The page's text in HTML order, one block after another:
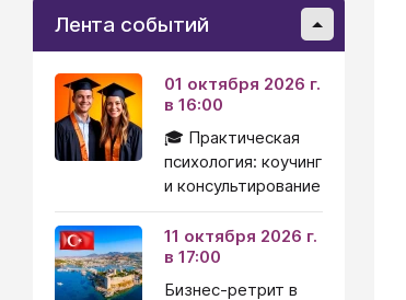
Лента событий
01 октября 2026 г.
в 16:00
🎓 Практическая
психология: коучинг
и консультирование
11 октября 2026 г.
в 17:00
Бизнес-ретрит в